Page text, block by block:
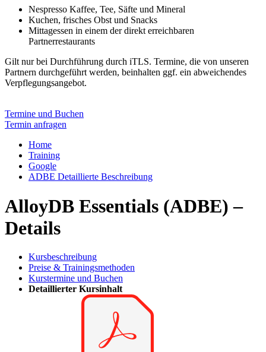
Nespresso Kaffee, Tee, Säfte und Mineral
Kuchen, frisches Obst und Snacks
Mittagessen in einem der direkt erreichbaren
Partnerrestaurants
Gilt nur bei Durchführung durch iTLS. Termine, die von unseren
Partnern durchgeführt werden, beinhalten ggf. ein abweichendes
Verpflegungsangebot.
Termine und Buchen
Termin anfragen
Home
Training
Google
ADBE Detaillierte Beschreibung
AlloyDB Essentials (ADBE) –
Details
Kursbeschreibung
Preise & Trainingsmethoden
Kurstermine und Buchen
Detaillierter Kursinhalt